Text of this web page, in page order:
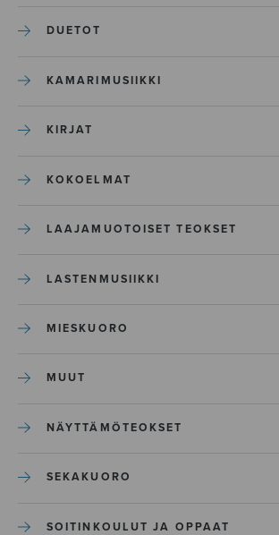
DUETOT
KAMARIMUSIIKKI
KIRJAT
KOKOELMAT
LAAJAMUOTOISET TEOKSET
LASTENMUSIIKKI
MIESKUORO
MUUT
NÄYTTÄMÖTEOKSET
SEKAKUORO
SOITINKOULUT JA OPPAAT